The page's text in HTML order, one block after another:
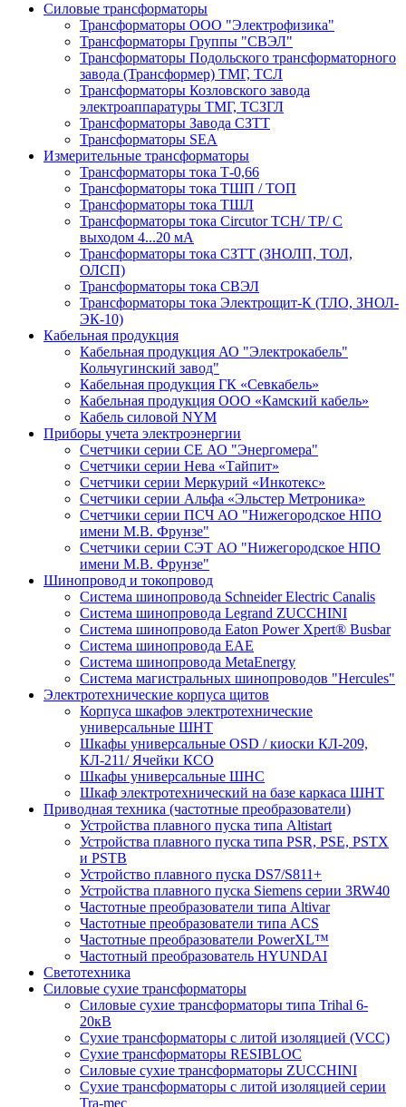
Силовые трансформаторы
Трансформаторы ООО "Электрофизика"
Трансформаторы Группы "СВЭЛ"
Трансформаторы Подольского трансформаторного
завода (Трансформер) ТМГ, ТСЛ
Трансформаторы Козловского завода
электроаппаратуры ТМГ, ТСЗГЛ
Трансформаторы Завода СЗТТ
Трансформаторы SEA
Измерительные трансформаторы
Трансформаторы тока Т-0,66
Трансформаторы тока ТШП / ТОП
Трансформаторы тока ТШЛ
Трансформаторы тока Circutor TCH/ TP/ С
выходом 4...20 мА
Трансформаторы тока СЗТТ (ЗНОЛП, ТОЛ,
ОЛСП)
Трансформаторы тока СВЭЛ
Трансформаторы тока Электрощит-К (ТЛО, ЗНОЛ-
ЭК-10)
Кабельная продукция
Кабельная продукция АО "Электрокабель"
Кольчугинский завод"
Кабельная продукция ГК «Севкабель»
Кабельная продукция ООО «Камский кабель»
Кабель силовой NYM
Приборы учета электроэнергии
Счетчики серии СЕ АО "Энергомера"
Счетчики серии Нева «Тайпит»
Счетчики серии Меркурий «Инкотекс»
Счетчики серии Альфа «Эльстер Метроника»
Счетчики серии ПСЧ АО "Нижегородское НПО
имени М.В. Фрунзе"
Счетчики серии СЭТ АО "Нижегородское НПО
имени М.В. Фрунзе"
Шинопровод и токопровод
Система шинопровода Schneider Electric Canalis
Система шинопровода Legrand ZUCCHINI
Система шинопровода Eaton Power Xpert® Busbar
Система шинопровода EAE
Система шинопровода MetaEnergy
Система магистральных шинопроводов "Hercules"
Электротехнические корпуса щитов
Корпуса шкафов электротехнические
универсальные ШНТ
Шкафы универсальные OSD / киоски КЛ-209,
КЛ-211/ Ячейки КСО
Шкафы универсальные ШНС
Шкаф электротехнический на базе каркаса ШНТ
Приводная техника (частотные преобразователи)
Устройства плавного пуска типа Altistart
Устройства плавного пуска типа PSR, PSE, PSTX
и PSTB
Устройство плавного пуска DS7/S811+
Устройства плавного пуска Siemens серии 3RW40
Частотные преобразователи типа Altivar
Частотные преобразователи типа ACS
Частотные преобразователи PowerXL™
Частотный преобразователь HYUNDAI
Светотехника
Силовые сухие трансформаторы
Силовые сухие трансформаторы типа Trihal 6-
20кВ
Сухие трансформаторы с литой изоляцией (VCC)
Сухие трансформаторы RESIBLOC
Силовые сухие трансформаторы ZUCCHINI
Сухие трансформаторы с литой изоляцией серии
Tra-mec